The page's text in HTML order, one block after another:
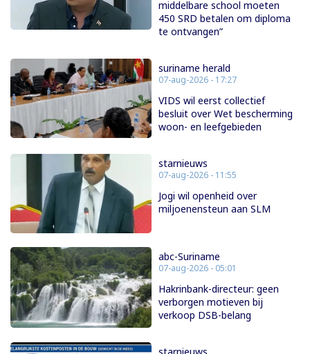
middelbare school moeten
450 SRD betalen om diploma
te ontvangen”
suriname herald
07-aug-2026 - 17:27
VIDS wil eerst collectief
besluit over Wet bescherming
woon- en leefgebieden
starnieuws
07-aug-2026 - 11:55
Jogi wil openheid over
miljoenensteun aan SLM
abc-Suriname
07-aug-2026 - 05:01
Hakrinbank-directeur: geen
verborgen motieven bij
verkoop DSB-belang
starnieuws